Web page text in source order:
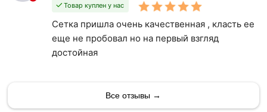
Товар куплен у нас
Сетка пришла очень качественная , класть ее
еще не пробовал но на первый взгляд
достойная
Все отзывы →